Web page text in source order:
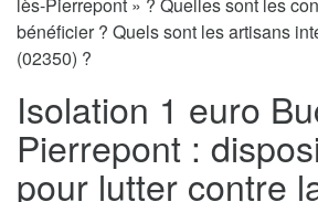
bénéficier ? Quels sont les artisans
(02350) ?
Isolation 1 euro
Pierrepont :
pour lutter contre